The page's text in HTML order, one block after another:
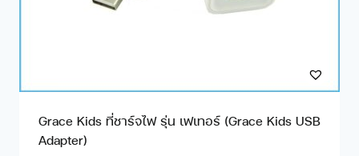
Grace Kids ที่ชาร์จไฟ รุ่น เฟเทอร์ (Grace Kids USB
Adapter)